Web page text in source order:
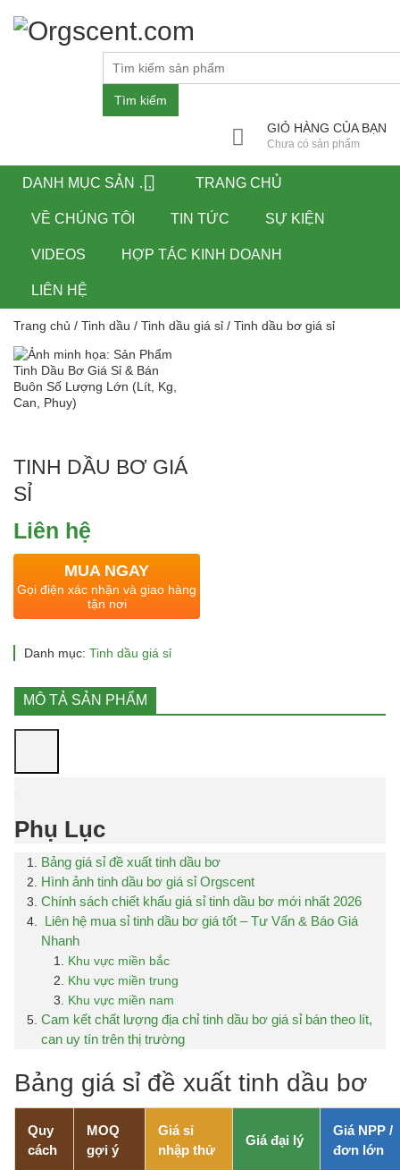
Tìm kiếm
GIỎ HÀNG CỦA BẠN
Chưa có sản phẩm
DANH MỤC SẢN PHẨM TRANG CHỦ
VỀ CHÚNG TÔI TIN TỨC SỰ KIỆN
VIDEOS HỢP TÁC KINH DOANH
LIÊN HỆ
Trang chủ / Tinh dầu / Tinh dầu giá sỉ / Tinh dầu bơ giá sỉ
TINH DẦU BƠ GIÁ
SỈ
Liên hệ
MUA NGAY
Gọi điện xác nhận và giao hàng
tận nơi
Danh mục: Tinh dầu giá sỉ
MÔ TẢ SẢN PHẨM
Phụ Lục
Bảng giá sỉ đề xuất tinh dầu bơ
Hình ảnh tinh dầu bơ giá sỉ Orgscent
Chính sách chiết khấu giá sỉ tinh dầu bơ mới nhất 2026
Liên hệ mua sỉ tinh dầu bơ giá tốt – Tư Vấn & Báo Giá
Nhanh
Khu vực miền bắc
Khu vực miền trung
Khu vực miền nam
Cam kết chất lượng địa chỉ tinh dầu bơ giá sỉ bán theo lít,
can uy tín trên thị trường
Bảng giá sỉ đề xuất tinh dầu bơ
Quy
cách
MOQ
gợi ý
Giá sỉ
nhập thử
Giá đại lý
Giá NPP /
đơn lớn